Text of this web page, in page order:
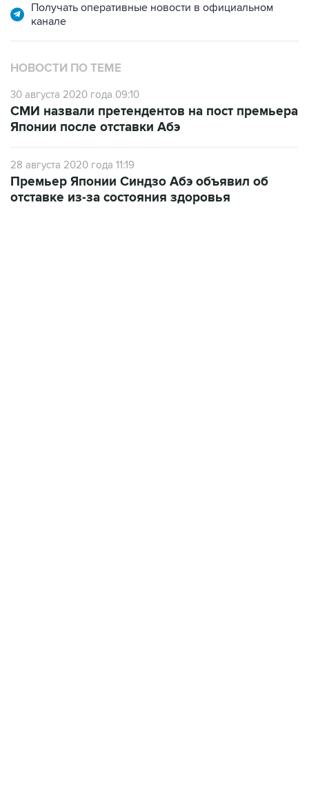
Получать оперативные новости в официальном
канале
НОВОСТИ ПО ТЕМЕ
30 августа 2020 года 09:10
СМИ назвали претендентов на пост премьера
Японии после отставки Абэ
28 августа 2020 года 11:19
Премьер Японии Синдзо Абэ объявил об
отставке из-за состояния здоровья